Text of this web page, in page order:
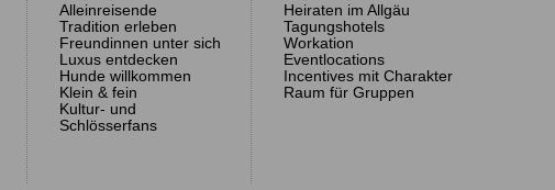
Alleinreisende
Tradition erleben
Freundinnen unter sich
Luxus entdecken
Hunde willkommen
Klein & fein
Kultur- und
Schlösserfans
Heiraten im Allgäu
Tagungshotels
Workation
Eventlocations
Incentives mit Charakter
Raum für Gruppen